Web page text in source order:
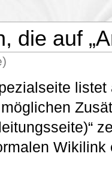
die auf
Wikilink